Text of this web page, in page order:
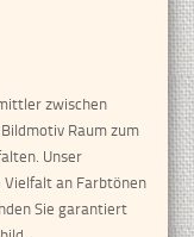
zwischen
Raum zum
Unser
an Farbtönen
Sie garantiert